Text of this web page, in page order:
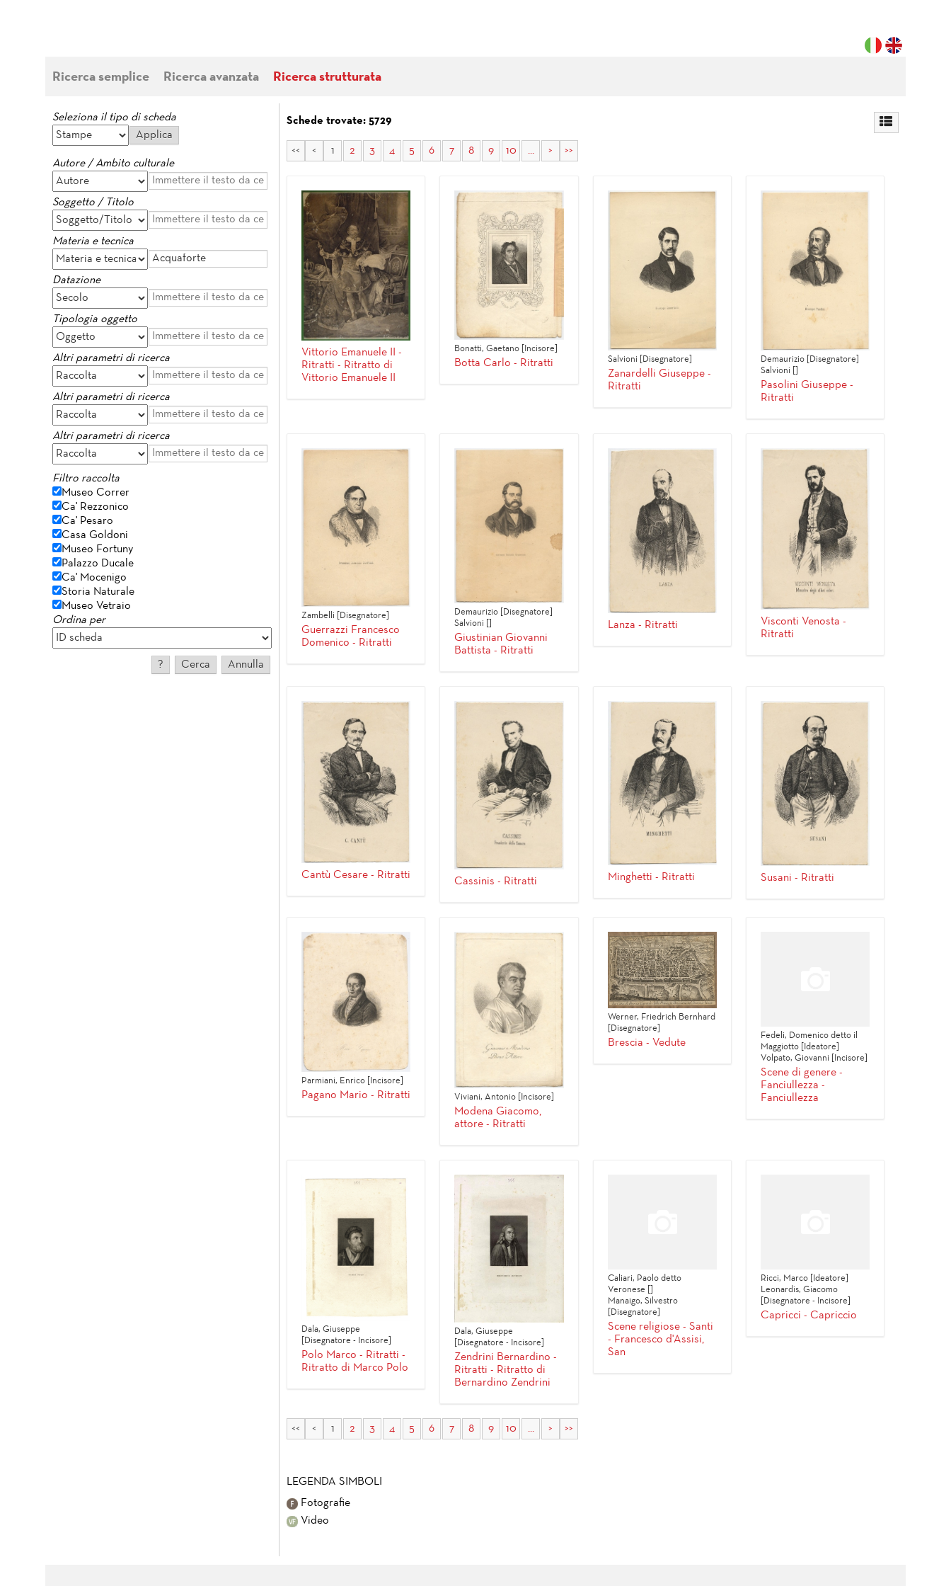
Ricerca semplice Ricerca avanzata Ricerca strutturata
Seleziona il tipo di scheda
Autore / Ambito culturale
Soggetto / Titolo
Materia e tecnica
Datazione
Tipologia oggetto
Altri parametri di ricerca
Altri parametri di ricerca
Altri parametri di ricerca
Filtro raccolta
Museo Correr
Ca' Rezzonico
Ca' Pesaro
Casa Goldoni
Museo Fortuny
Palazzo Ducale
Ca' Mocenigo
Storia Naturale
Museo Vetraio
Ordina per
Schede trovate: 5729
<< < 1 2 3 4 5 6 7 8 9 10 ... > >>
Vittorio Emanuele II -
Ritratti - Ritratto di
Vittorio Emanuele II
Bonatti, Gaetano [Incisore]
Botta Carlo - Ritratti Salvioni [Disegnatore]
Zanardelli Giuseppe -
Ritratti
Demaurizio [Disegnatore]
Salvioni []
Pasolini Giuseppe -
Ritratti
Zambelli [Disegnatore]
Guerrazzi Francesco
Domenico - Ritratti
Demaurizio [Disegnatore]
Salvioni []
Giustinian Giovanni
Battista - Ritratti
Lanza - Ritratti
Visconti Venosta -
Ritratti
Cantù Cesare - Ritratti
Cassinis - Ritratti Minghetti - Ritratti Susani - Ritratti
Parmiani, Enrico [Incisore]
Pagano Mario - Ritratti Viviani, Antonio [Incisore]
Modena Giacomo,
attore - Ritratti
Werner, Friedrich Bernhard
[Disegnatore]
Brescia - Vedute
Fedeli, Domenico detto il
Maggiotto [Ideatore]
Volpato, Giovanni [Incisore]
Scene di genere -
Fanciullezza -
Fanciullezza
Dala, Giuseppe
[Disegnatore - Incisore]
Polo Marco - Ritratti -
Ritratto di Marco Polo
Dala, Giuseppe
[Disegnatore - Incisore]
Zendrini Bernardino -
Ritratti - Ritratto di
Bernardino Zendrini
Caliari, Paolo detto
Veronese []
Manaigo, Silvestro
[Disegnatore]
Scene religiose - Santi
- Francesco d'Assisi,
San
Ricci, Marco [Ideatore]
Leonardis, Giacomo
[Disegnatore - Incisore]
Capricci - Capriccio
<< < 1 2 3 4 5 6 7 8 9 10 ... > >>
LEGENDA SIMBOLI
Fotografie
Video